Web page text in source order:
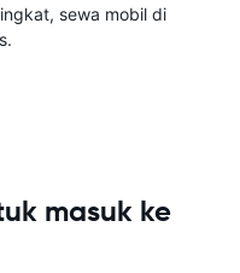
sewa mobil di
masuk ke